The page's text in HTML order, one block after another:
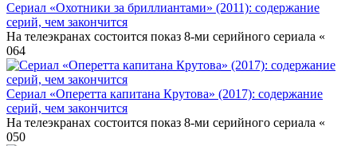
Сериал «Охотники за бриллиантами» (2011): содержание
серий, чем закончится
На телеэкранах состоится показ 8-ми серийного сериала «
064
Сериал «Оперетта капитана Крутова» (2017): содержание
серий, чем закончится
На телеэкранах состоится показ 8-ми серийного сериала «
050